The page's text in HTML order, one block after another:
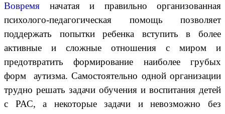
Вовремя начатая и правильно организованная
психолого-педагогическая помощь позволяет
поддержать попытки ребенка вступить в более
активные и сложные отношения с миром и
предотвратить формирование наиболее грубых
форм аутизма. Самостоятельно одной организации
трудно решать задачи обучения и воспитания детей
с РАС, а некоторые задачи и невозможно без